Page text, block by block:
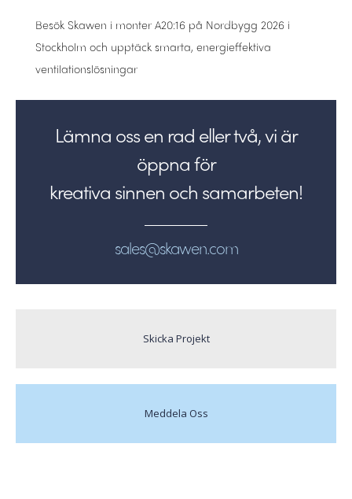
Besök Skawen i monter A20:16 på Nordbygg 2026 i
Stockholm och upptäck smarta, energieffektiva
ventilationslösningar
Lämna oss en rad eller två, vi är
öppna för
kreativa sinnen och samarbeten!
sales@skawen.com
Skicka Projekt
Meddela Oss